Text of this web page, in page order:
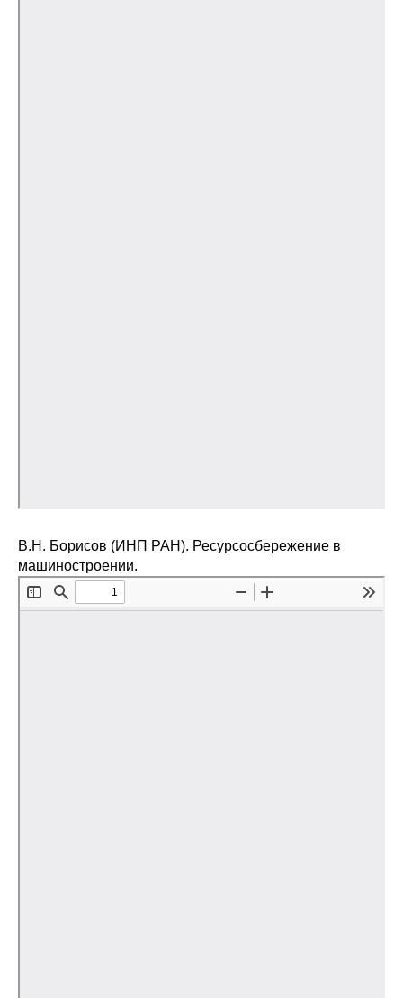
В.Н. Борисов (ИНП РАН). Ресурсосбережение в
машиностроении.